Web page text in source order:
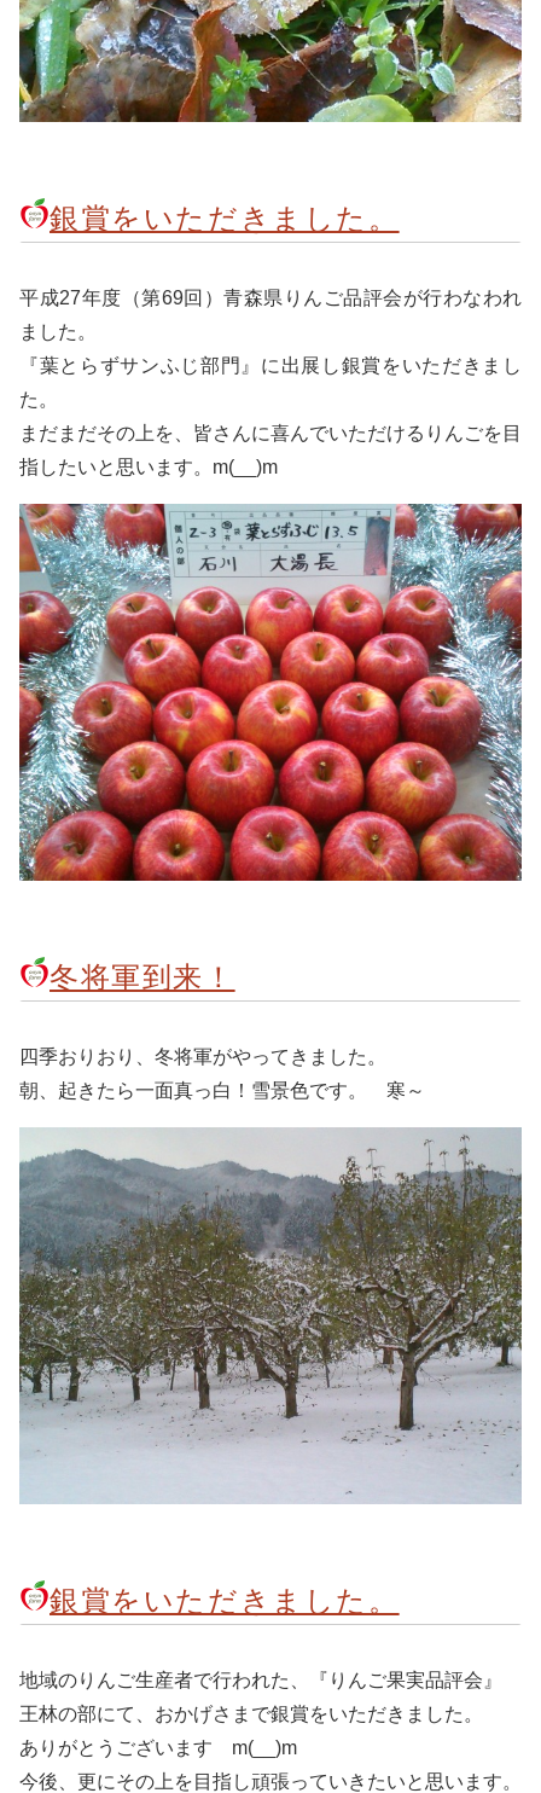
銀賞をいただきました。
平成27年度（第69回）青森県りんご品評会が行わなわれ
ました。
『葉とらずサンふじ部門』に出展し銀賞をいただきまし
た。
まだまだその上を、皆さんに喜んでいただけるりんごを目
指したいと思います。m(__)m
冬将軍到来！
四季おりおり、冬将軍がやってきました。
朝、起きたら一面真っ白！雪景色です。 寒～
銀賞をいただきました。
地域のりんご生産者で行われた、『りんご果実品評会』
王林の部にて、おかげさまで銀賞をいただきました。
ありがとうございます m(__)m
今後、更にその上を目指し頑張っていきたいと思います。